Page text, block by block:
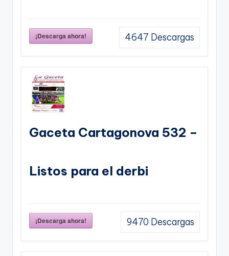
¡Descarga ahora! 4647 Descargas
Gaceta Cartagonova 532 –
Listos para el derbi
¡Descarga ahora! 9470 Descargas